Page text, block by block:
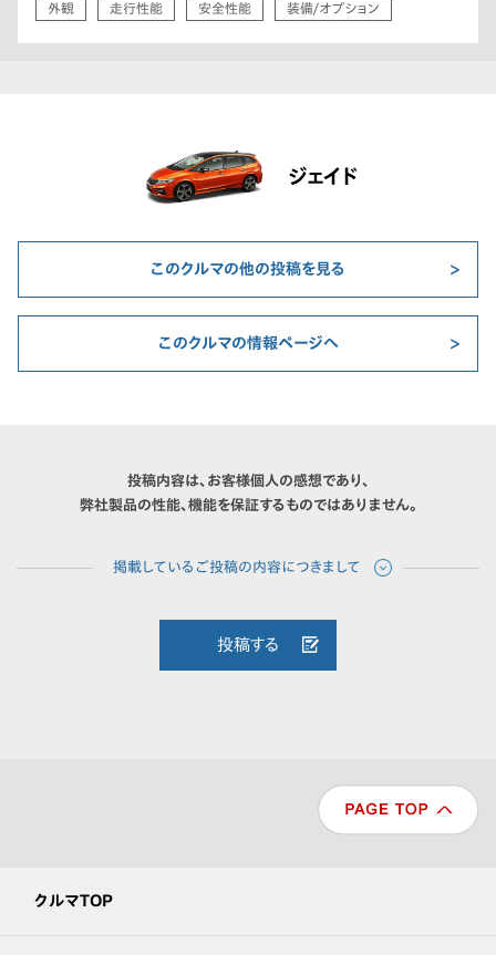
外観 走行性能 安全性能 装備/オプション
ジェイド
このクルマの他の投稿を見る
このクルマの情報ページへ
投稿内容は、お客様個人の感想であり、
弊社製品の性能、機能を保証するものではありません。
投稿する
クルマTOP